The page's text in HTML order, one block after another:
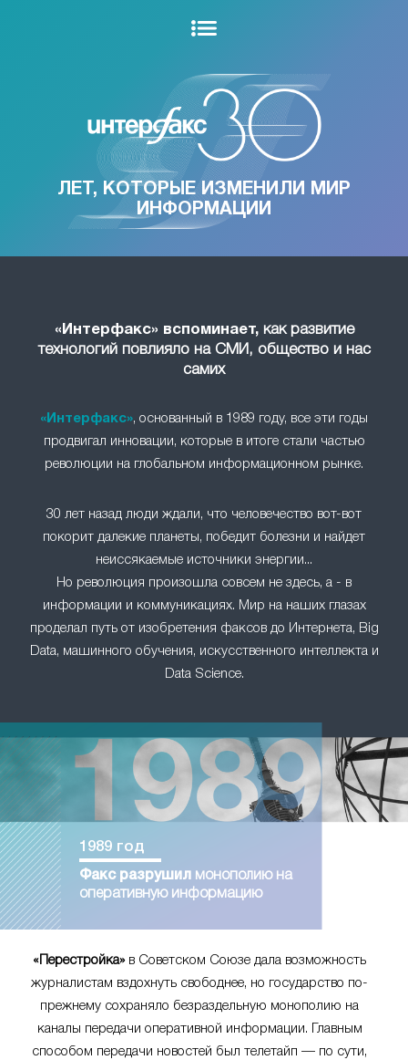
ЛЕТ, КОТОРЫЕ ИЗМЕНИЛИ МИР
ИНФОРМАЦИИ
«Интерфакс» вспоминает,как развитие
технологий повлияло на СМИ, общество и нас
самих
«Интерфакс», основанный в 1989 году, все эти годы
продвигал инновации, которые в итоге стали частью
революции на глобальном информационном рынке.
30 лет назад люди ждали, что человечество вот-вот
покорит далекие планеты, победит болезни и найдет
неиссякаемые источники энергии...
Но революция произошла совсем не здесь, а - в
информации и коммуникациях. Мир на наших глазах
проделал путь от изобретения факсов до Интернета, Big
Data, машинного обучения, искусственного интеллекта и
Data Science.
1989 год
Факс разрушил
монополию на
оперативную информацию
«Перестройка»в Советском Союзе дала возможность
журналистам вздохнуть свободнее, но государство по-
прежнему сохраняло безраздельную монополию на
каналы передачи оперативной информации. Главным
способом передачи новостей был телетайп — по сути,